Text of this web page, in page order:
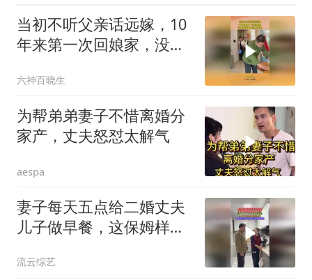
当初不听父亲话远嫁，10
年来第一次回娘家，没想
六神百晓生
为帮弟弟妻子不惜离婚分
家产，丈夫怒怼太解气
aespa
妻子每天五点给二婚丈夫
儿子做早餐，这保姆样的
流云综艺